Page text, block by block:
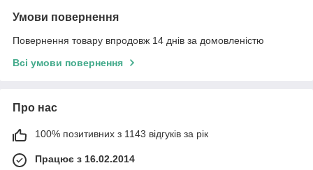
Умови повернення
Повернення товару впродовж 14 днів за домовленістю
Всі умови повернення
Про нас
100% позитивних з 1143 відгуків за рік
Працює з 16.02.2014